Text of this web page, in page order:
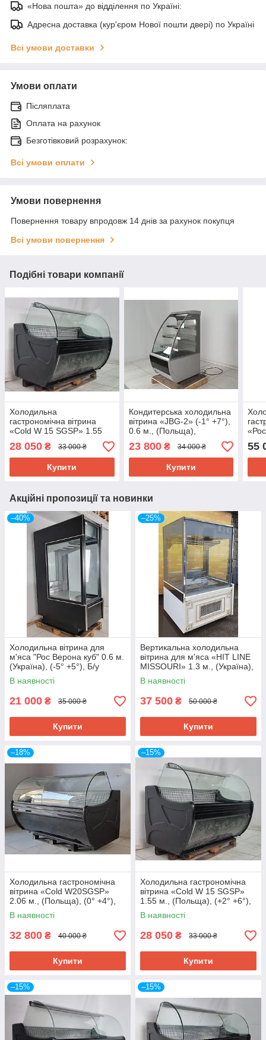
«Нова пошта» до відділення по Україні:
Адресна доставка (кур'єром Нової пошти двері) по Україні
Всі умови доставки
Умови оплати
Післяплата
Оплата на рахунок
Безготівковий розрахунок:
Всі умови оплати
Умови повернення
Повернення товару впродовж 14 днів за рахунок покупця
Всі умови повернення
Подібні товари компанії
Холодильна
гастрономічна вітрина
«Cold W 15 SGSP» 1.55
м., (Польща), (+2° +6°),
викладка 73 см., Б/у
28 050 ₴ 33 000 ₴
Купити
Кондитерська холодильна
вітрина «JBG-2» (-1° +7°),
0.6 м., (Польща),
відкритого типу, Б/у
23 800₴ 34 000 ₴
Купити
55
Акційні пропозиції та новинки
–40%
Холодильна вітрина для
м'яса "Рос Верона куб" 0.6 м.
(Україна), (-5° +5°), Б/у
В наявності
21 000 ₴ 35 000 ₴
Купити
–25%
Вертикальна холодильна
вітрина для м'яса «HIT LINE
MISSOURI» 1.3 м., (Україна),
Б/у
В наявності
37 500 ₴ 50 000 ₴
Купити
–18%
Холодильна гастрономічна
вітрина «Cold W20SGSP»
2.06 м., (Польща), (0° +4°),
викладка 73 см., Б/у
В наявності
32 800 ₴ 40 000 ₴
Купити
–15%
Холодильна гастрономічна
вітрина «Cold W 15 SGSP»
1.55 м., (Польща), (+2° +6°),
викладка 73 см., Б/у
В наявності
28 050 ₴ 33 000 ₴
Купити
–15% –15%